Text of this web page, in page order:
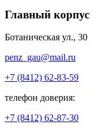
Главный корпус
Ботаническая ул., 30
penz_gau@mail.ru
+7 (8412) 62-83-59
телефон доверия:
+7 (8412) 62-87-30